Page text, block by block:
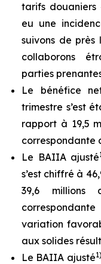
tarifs douaniers
eu une
suivons de près
collaborons
parties
Le bénéfice
trimestre s’est
rapport à 19,5
correspondante
Le BAIIA ajusté
s’est chiffré à
39,6
variation
aux solides
Le BAIIA ajusté1)